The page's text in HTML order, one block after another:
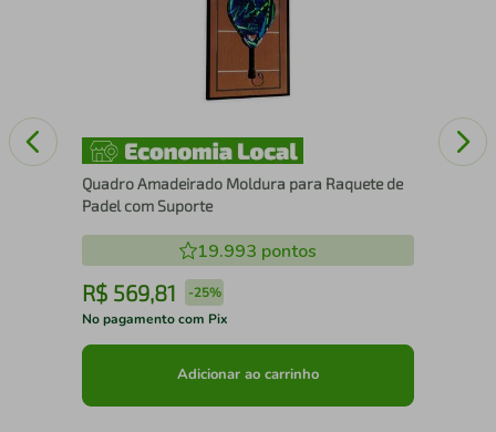
Quadro Amadeirado Moldura para Raquete de
Padel com Suporte
19.993 pontos
R$ 569,81 -25%
No pagamento com Pix
Adicionar ao carrinho